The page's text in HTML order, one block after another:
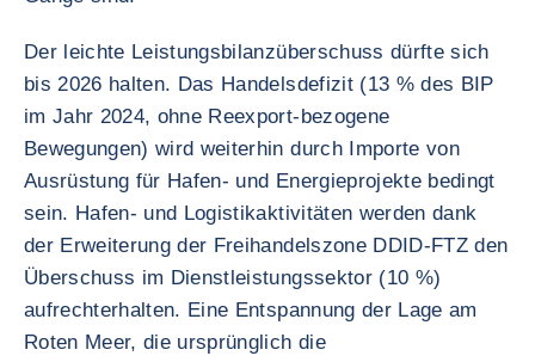
Der leichte Leistungsbilanzüberschuss dürfte sich
bis 2026 halten. Das Handelsdefizit (13 % des BIP
im Jahr 2024, ohne Reexport-bezogene
Bewegungen) wird weiterhin durch Importe von
Ausrüstung für Hafen- und Energieprojekte bedingt
sein. Hafen- und Logistikaktivitäten werden dank
der Erweiterung der Freihandelszone DDID-FTZ den
Überschuss im Dienstleistungssektor (10 %)
aufrechterhalten. Eine Entspannung der Lage am
Roten Meer, die ursprünglich die